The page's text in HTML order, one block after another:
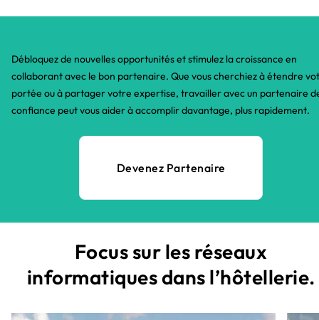
Débloquez de nouvelles opportunités et stimulez la croissance en
collaborant avec le bon partenaire. Que vous cherchiez à étendre
portée ou à partager votre expertise, travailler avec un partenaire
confiance peut vous aider à accomplir davantage, plus rapidement.​
Devenez Partenaire
Focus sur les réseaux
informatiques dans l’hôtellerie.